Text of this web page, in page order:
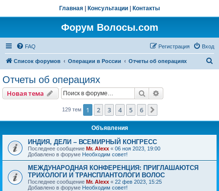
Главная Консультации Контакты
Форум Волосы.com
FAQ Вход
Регистрация
Список форумов Операции в России Отчеты об операциях
Отчеты об операциях
Новая тема Поиск
129 тем 1 2 3 4 5 6
Объявления
ИНДИЯ, ДЕЛИ – ВСЕМИРНЫЙ КОНГРЕСС
Последнее сообщение Mr. Alexx « 06 ноя 2023, 19:00
Добавлено в форуме Необходим совет!
МЕЖДУНАРОДНАЯ КОНФЕРЕНЦИЯ: ПРИГЛАШАЮТСЯ
ТРИХОЛОГИ И ТРАНСПЛАНТОЛОГИ ВОЛОС
Последнее сообщение Mr. Alexx « 22 фев 2023, 15:25
Добавлено в форуме Необходим совет!